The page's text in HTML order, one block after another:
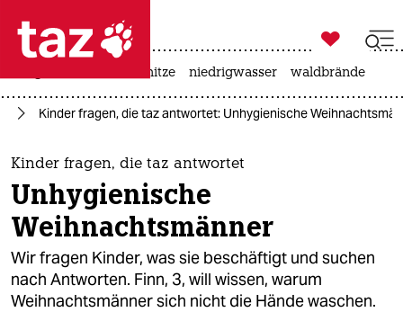
 taz zahl ich
taz zahl ich
themen
politik
öko
gesellschaft

taz zahl ich
hitze niedrigwasser waldbrände
Kinder fragen, die taz antwortet: Unhygienische
Kinder fragen, die taz antwortet
Unhygienische
Weihnachtsmänner
Wir fragen Kinder, was sie beschäftigt und suchen
nach Antworten. Finn, 3, will wissen, warum
Weihnachtsmänner sich nicht die Hände waschen.